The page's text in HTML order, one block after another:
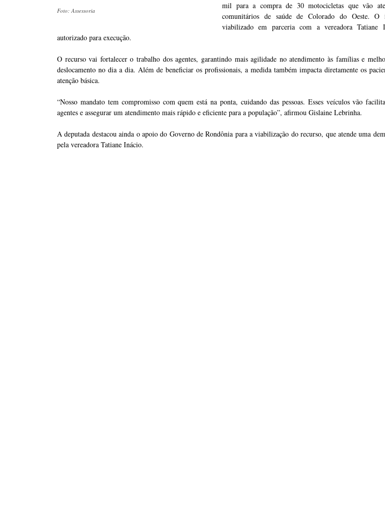
Foto: Assessoria
mil para a compra de 30 motocicletas que vão
comunitários de saúde de Colorado do Oeste. O
viabilizado em parceria com a vereadora Tatiane
autorizado para execução.
O recurso vai fortalecer o trabalho dos agentes, garantindo mais agilidade no atendimento às famílias e
deslocamento no dia a dia. Além de beneficiar os profissionais, a medida também impacta diretamente os
atenção básica.
“Nosso mandato tem compromisso com quem está na ponta, cuidando das pessoas. Esses veículos vão
agentes e assegurar um atendimento mais rápido e eficiente para a população”, afirmou Gislaine Lebrinha.
A deputada destacou ainda o apoio do Governo de Rondônia para a viabilização do recurso, que atende uma
pela vereadora Tatiane Inácio.